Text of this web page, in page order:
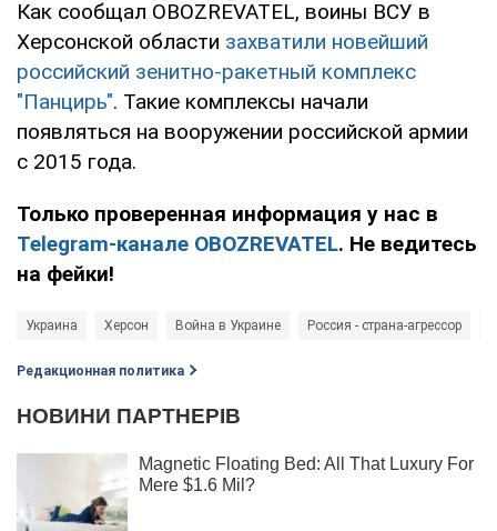
Как сообщал OBOZREVATEL, воины ВСУ в
Херсонской области захватили новейший
российский зенитно-ракетный комплекс
"Панцирь". Такие комплексы начали
появляться на вооружении российской армии
с 2015 года.
Только проверенная информация у нас в
Telegram-канале OBOZREVATEL. Не ведитесь
на фейки!
Украина Херсон Война в Украине Россия - страна-агрессор
Редакционная политика